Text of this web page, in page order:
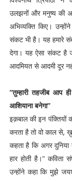
उलझनों और मनुष्य की
अभिव्यक्ति किए।
संकट भी है। यह हमारे
देगा। यह ऐसा संकट है
आदमियत से आदमी दूर
“तुम्हारी तहजीब
आशियाना बनेगा”
इक़बाल की इन पंक्तियों
करता है तो वो काल से,
कहता है कि अगर
हार होती है।“ कविता
उन्होंने कहा कि मुझे